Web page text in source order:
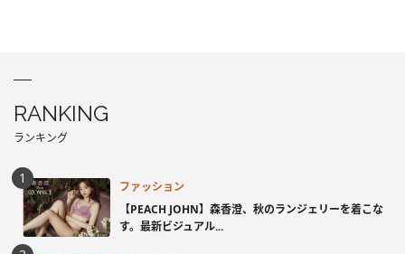
RANKING
ランキング
ファッション
【PEACH JOHN】森香澄、秋のランジェリーを着こな
す。最新ビジュアル...